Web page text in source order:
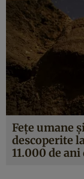
Fețe umane
descoperite
11.000 de